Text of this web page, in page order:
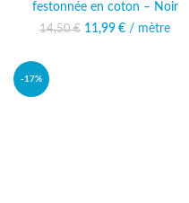
festonnée en coton – Noir
14,50€
Le prix initial était :
11,99 €
Le prix
/ mètre
-17%